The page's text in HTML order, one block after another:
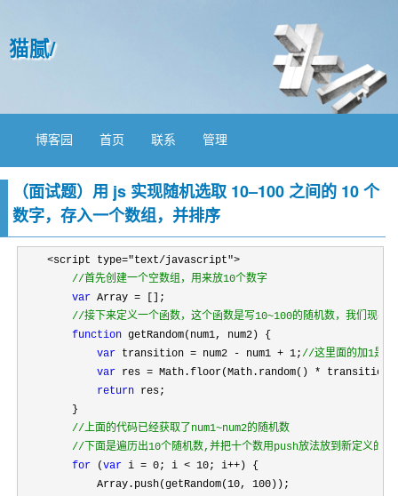
猫腻/
博客园 首页 联系 管理
（面试题）用 js 实现随机选取 10–100 之间的 10 个
数字，存入一个数组，并排序
    <script type="text/javascript">
// 首先创建一个空数组，用来放10个数字
var Array = [];
//接下来定义一个函数，这个函数是写10~100的随机数，我们现在
function getRandom(num1, num2) {
var transition = num2 - num1 + 1;//这里面的加1是
var res = Math.floor(Math.random() * transition
return res;
        }
//上面的代码已经获取了num1~num2的随机数
// 下面是遍历出10个随机数,并把十个数用push放法放到新定义的数
for (var i = 0; i < 10; i++ ) {
            Array.push(getRandom(
10, 100 ));